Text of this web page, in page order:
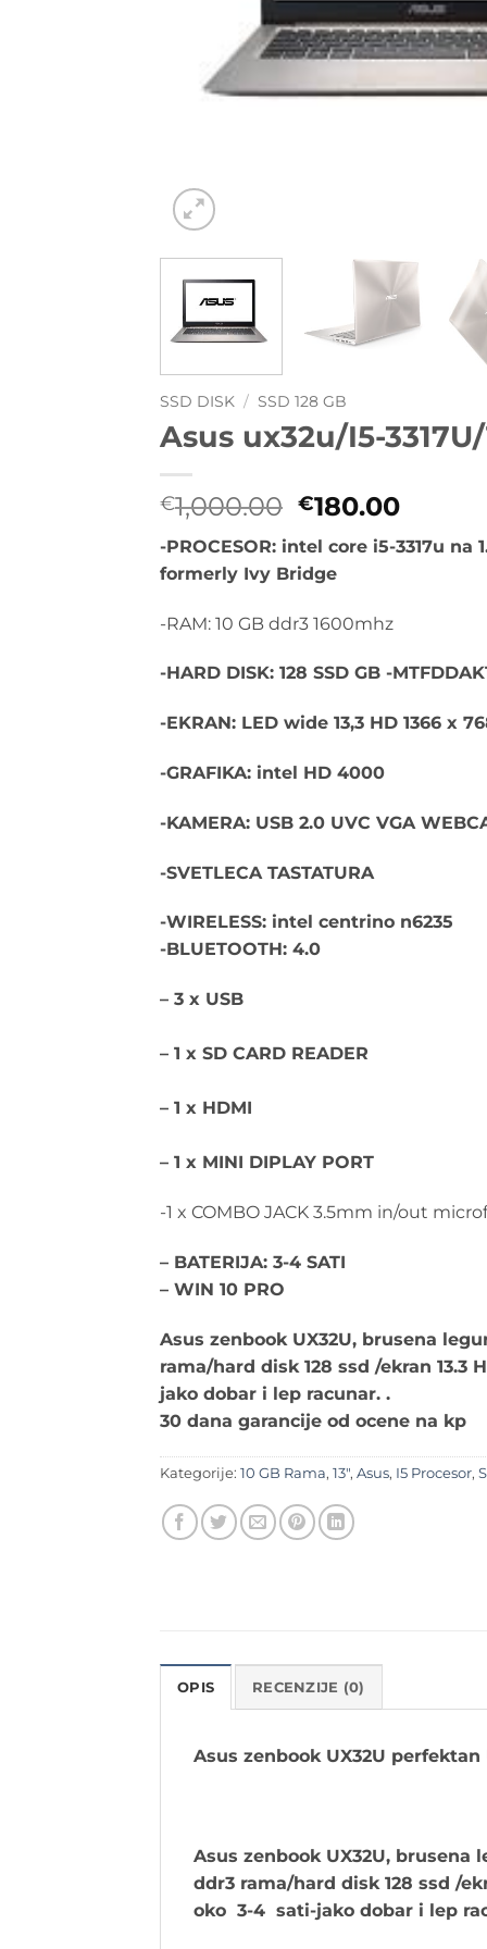
SSD DISK / SSD 128 GB
Asus ux32u/I5-
€1,000.00 Originalna
je
bila:
€1,000.00.
€180.00
je:
-PROCESOR: intel core i5-3317u
formerly Ivy Bridge
-RAM: 10 GB ddr3 1600mhz
-HARD DISK: 128 SSD GB -
-EKRAN: LED wide 13,3 HD 1366 x
-GRAFIKA: intel HD 4000
-KAMERA: USB 2.0 UVC VGA
-SVETLECA TASTATURA
-WIRELESS: intel centrino n6235
-BLUETOOTH: 4.0
– 3 x USB
– 1 x SD CARD READER
– 1 x HDMI
– 1 x MINI DIPLAY PORT
-1 x COMBO JACK 3.5mm in/out
– BATERIJA: 3-4 SATI
– WIN 10 PRO
Asus zenbook UX32U, brusena
rama/hard disk 128 ssd /ekran
jako dobar i lep racunar. .
30 dana garancije od ocene na kp
Kategorije: 10 GB Rama, 13", Asus, I5 Procesor,
OPIS RECENZIJE (0)
Asus zenbook UX32U perfektan
Asus zenbook UX32U,
ddr3 rama/hard disk 128 ssd /
oko 3-4 sati-jako dobar i lep